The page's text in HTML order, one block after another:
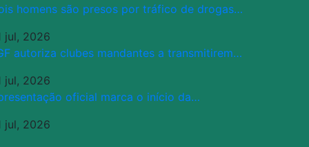
homens são presos por tráfico de drogas…
jul, 2026
autoriza clubes mandantes a transmitirem…
jul, 2026
oficial marca o início da…
jul, 2026